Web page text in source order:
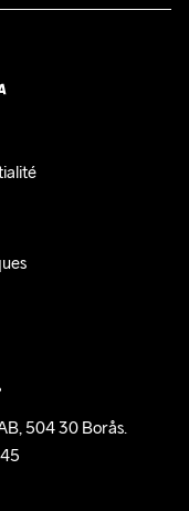
504 30 Borås.